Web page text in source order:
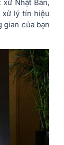
Nhật Bản,
lý tín hiệu
gian của bạn